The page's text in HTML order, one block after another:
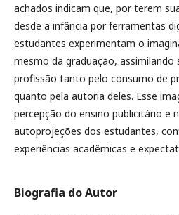
achados indicam que, por terem
desde a infância por ferramentas
estudantes experimentam o
mesmo da graduação, assimilando
profissão tanto pelo consumo de
quanto pela autoria deles. Esse
percepção do ensino publicitário e
autoprojeções dos estudantes,
experiências acadêmicas e
Biografia do Autor